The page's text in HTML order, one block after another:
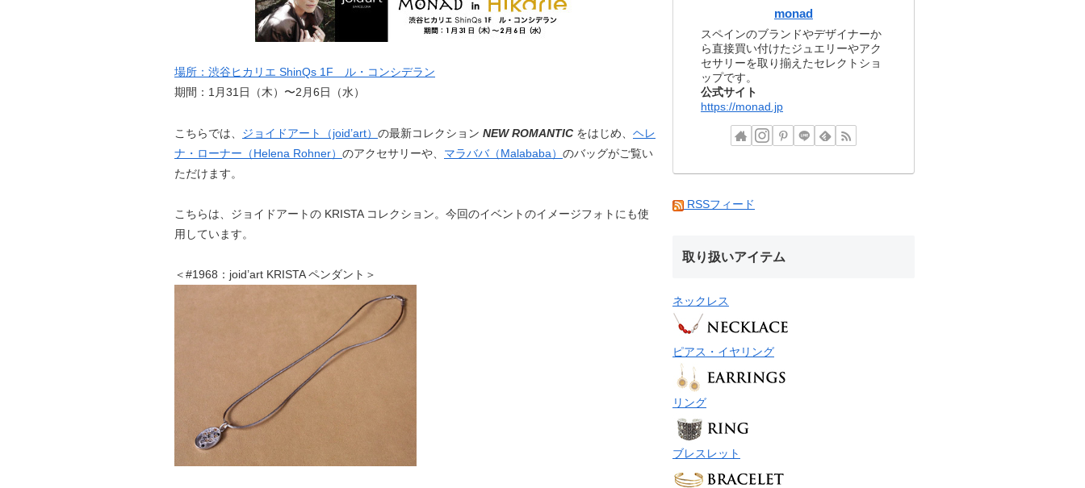
場所：渋谷ヒカリエ ShinQs 1F ル・コンシデラン
期間：1月31日（木）〜2月6日（水）
こちらでは、 ジョイドアート（joid’art） の最新コレクション NEW ROMANTIC をはじめ、 ヘレ
ナ・ローナー（Helena Rohner） のアクセサリーや、 マラババ（Malababa） のバッグがご覧い
ただけます。
こちらは、ジョイドアートの KRISTA コレクション。今回のイベントのイメージフォトにも使
用しています。
＜#1968：joid’art KRISTA ペンダント＞
monad
スペインのブランドやデザイナーか
ら直接買い付けたジュエリーやアク
セサリーを取り揃えたセレクトショ
ップです。
公式サイト
https://monad.jp
RSSフィード
取り扱いアイテム
ネックレス
ピアス・イヤリング
リング
ブレスレット